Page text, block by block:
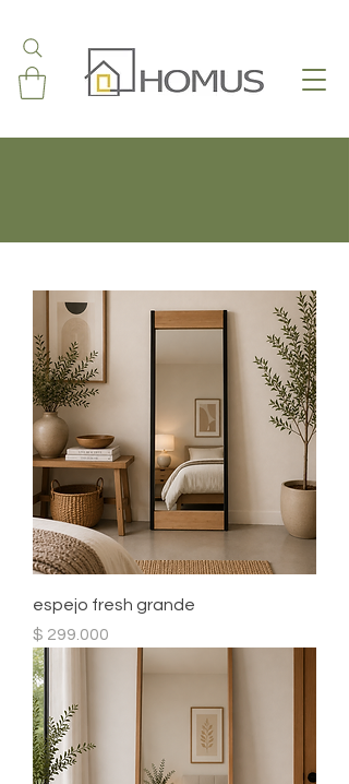
espejo fresh grande
Precio
$ 299.000